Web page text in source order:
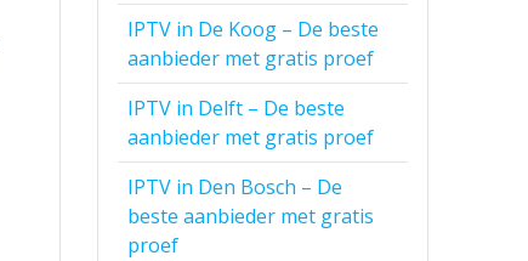
IPTV in De Koog – De beste
aanbieder met gratis proef
IPTV in Delft – De beste
aanbieder met gratis proef
IPTV in Den Bosch – De
beste aanbieder met gratis
proef